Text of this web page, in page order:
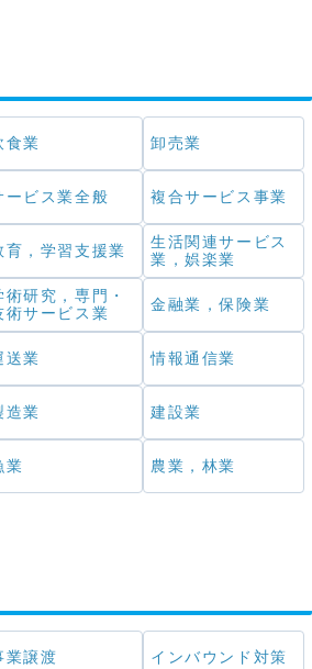
食業 卸売業
ービス業全般 複合サービス事業
育，学習支援業
生活関連サービス
業，娯楽業
術研究，専門・
術サービス業
金融業，保険業
送業 情報通信業
造業 建設業
業 農業，林業
業譲渡 インバウンド対策